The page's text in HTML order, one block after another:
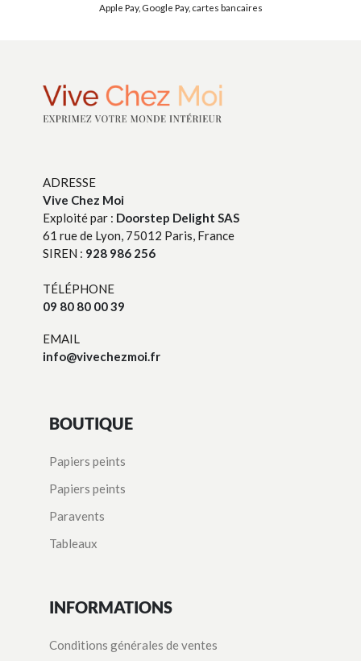
Apple Pay, Google Pay, cartes bancaires
ADRESSE
Vive Chez Moi
Exploité par : Doorstep Delight SAS
61 rue de Lyon, 75012 Paris, France
SIREN : 928 986 256
TÉLÉPHONE
09 80 80 00 39
EMAIL
info@vivechezmoi.fr
BOUTIQUE
Papiers peints
Papiers peints
Paravents
Tableaux
INFORMATIONS
Conditions générales de ventes